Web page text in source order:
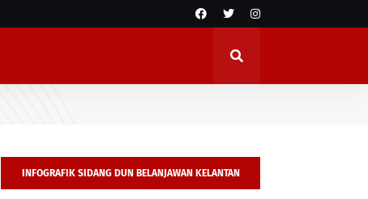
INFOGRAFIK SIDANG DUN BELANJAWAN KELANTAN